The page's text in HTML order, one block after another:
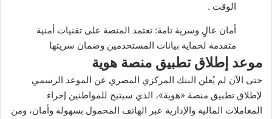
الوقت .
أمان عالٍ وسرية تامة: تعتمد المنصة على تقنيات أمنية
متقدمة لحماية بيانات المستخدمين وضمان سريتها
موعد إطلاق تطبيق منصة هوية
حتى الآن لم يُعلن البنك المركزي المصري عن الموعد الرسمي
لإطلاق تطبيق منصة «هوية»، الذي سيتيح للمواطنين إجراء
المعاملات المالية والإدارية عبر الهاتف المحمول بسهولة وأمان، ومن